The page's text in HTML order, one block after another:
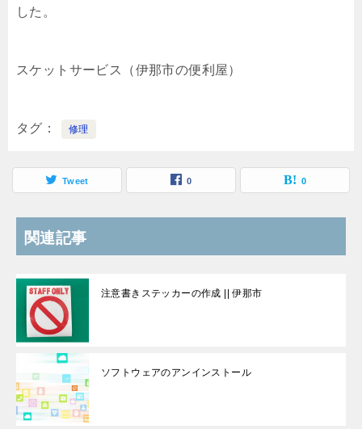
した。
スケットサービス（伊那市の便利屋）
タグ 修理
Tweet 0 0
関連記事
注意書きステッカーの作成 || 伊那市
ソフトウェアのアンインストール